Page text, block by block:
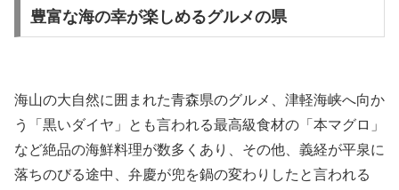
豊富な海の幸が楽しめるグルメの県
海山の大自然に囲まれた青森県のグルメ、津軽海峡へ向か
う「黒いダイヤ」とも言われる最高級食材の「本マグロ」
など絶品の海鮮料理が数多くあり、その他、義経が平泉に
落ちのびる途中、弁慶が兜を鍋の変わりしたと言われる